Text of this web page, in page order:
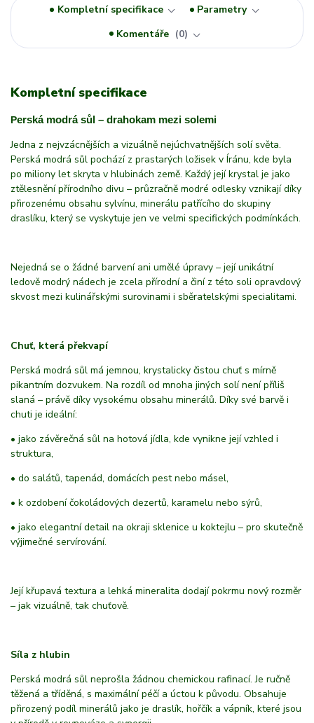
Kompletní specifikace
Parametry
Komentáře
0
Kompletní specifikace
Perská modrá sůl – drahokam mezi solemi
Jedna z nejvzácnějších a vizuálně nejúchvatnějších solí světa.
Perská modrá sůl pochází z prastarých ložisek v Íránu, kde byla
po miliony let skryta v hlubinách země. Každý její krystal je jako
ztělesnění přírodního divu – průzračně modré odlesky vznikají díky
přirozenému obsahu sylvínu, minerálu patřícího do skupiny
draslíku, který se vyskytuje jen ve velmi specifických podmínkách.
Nejedná se o žádné barvení ani umělé úpravy – její unikátní
ledově modrý nádech je zcela přírodní a činí z této soli opravdový
skvost mezi kulinářskými surovinami i sběratelskými specialitami.
Chuť, která překvapí
Perská modrá sůl má jemnou, krystalicky čistou chuť s mírně
pikantním dozvukem. Na rozdíl od mnoha jiných solí není příliš
slaná – právě díky vysokému obsahu minerálů. Díky své barvě i
chuti je ideální:
• jako závěrečná sůl na hotová jídla, kde vynikne její vzhled i
struktura,
• do salátů, tapenád, domácích pest nebo másel,
• k ozdobení čokoládových dezertů, karamelu nebo sýrů,
• jako elegantní detail na okraji sklenice u koktejlu – pro skutečně
výjimečné servírování.
Její křupavá textura a lehká mineralita dodají pokrmu nový rozměr
– jak vizuálně, tak chuťově.
Síla z hlubin
Perská modrá sůl neprošla žádnou chemickou rafinací. Je ručně
těžená a tříděná, s maximální péčí a úctou k původu. Obsahuje
přirozený podíl minerálů jako je draslík, hořčík a vápník, které jsou